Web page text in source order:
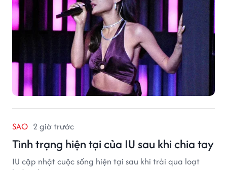
SAO 2 giờ trước
Tình trạng hiện tại của IU sau khi chia tay
IU cập nhật cuộc sống hiện tại sau khi trải qua loạt